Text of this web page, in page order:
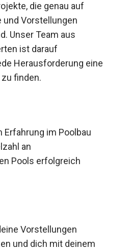
die genau auf
Vorstellungen
Unser Team aus
ist darauf
Herausforderung eine
finden.
Erfahrung im Poolbau
an
Pools erfolgreich
Vorstellungen
und dich mit deinem